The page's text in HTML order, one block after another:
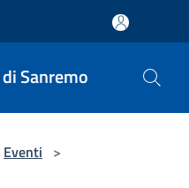
Sanremo
Eventi >